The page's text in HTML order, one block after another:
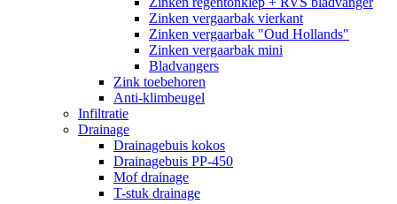
Zinken vergaarbak vierkant
Zinken vergaarbak "Oud Hollands"
Zinken vergaarbak mini
Bladvangers
Zink toebehoren
Anti-klimbeugel
Infiltratie
Drainage
Drainagebuis kokos
Drainagebuis PP-450
Mof drainage
T-stuk drainage